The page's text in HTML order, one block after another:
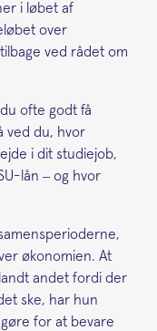
i løbet af
over
ved rådet om
ofte godt få
ved du, hvor
i dit studiejob,
lån – og hvor
økonomien. At
andet fordi der
ske, har hun
for at bevare